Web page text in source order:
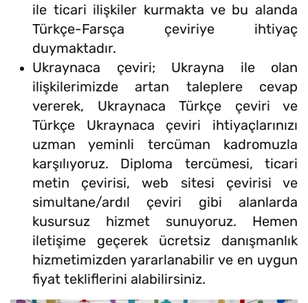
ile ticari ilişkiler kurmakta ve bu alanda
Türkçe-Farsça çeviriye ihtiyaç
duymaktadır.
Ukraynaca çeviri; Ukrayna ile olan
ilişkilerimizde artan taleplere cevap
vererek, Ukraynaca Türkçe çeviri ve
Türkçe Ukraynaca çeviri ihtiyaçlarınızı
uzman yeminli tercüman kadromuzla
karşılıyoruz. Diploma tercümesi, ticari
metin çevirisi, web sitesi çevirisi ve
simultane/ardıl çeviri gibi alanlarda
kusursuz hizmet sunuyoruz. Hemen
iletişime geçerek ücretsiz danışmanlık
hizmetimizden yararlanabilir ve en uygun
fiyat tekliflerini alabilirsiniz.